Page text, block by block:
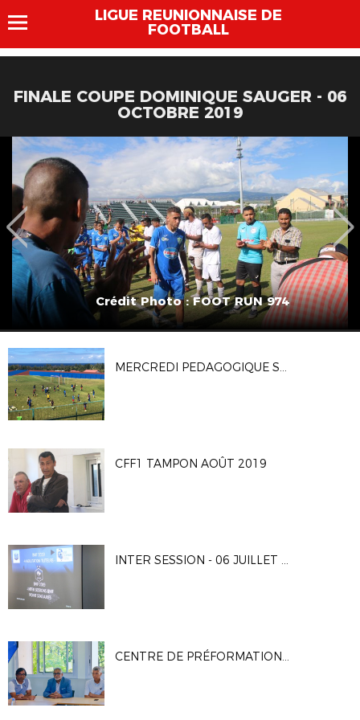
LIGUE REUNIONNAISE DE
FOOTBALL
FINALE COUPE DOMINIQUE SAUGER - 06
OCTOBRE 2019
Crédit Photo : FOOT RUN 974
MERCREDI PEDAGOGIQUE SAINTE ROSE - 04/09/2019
CFF1 TAMPON AOÛT 2019
INTER SESSION - 06 JUILLET 2019
CENTRE DE PRÉFORMATION FÉMININ DE FOOTBALL - 11/07/2019